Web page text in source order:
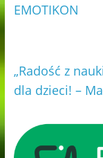
EMOTIKON
„Radość z
dla dzieci! –